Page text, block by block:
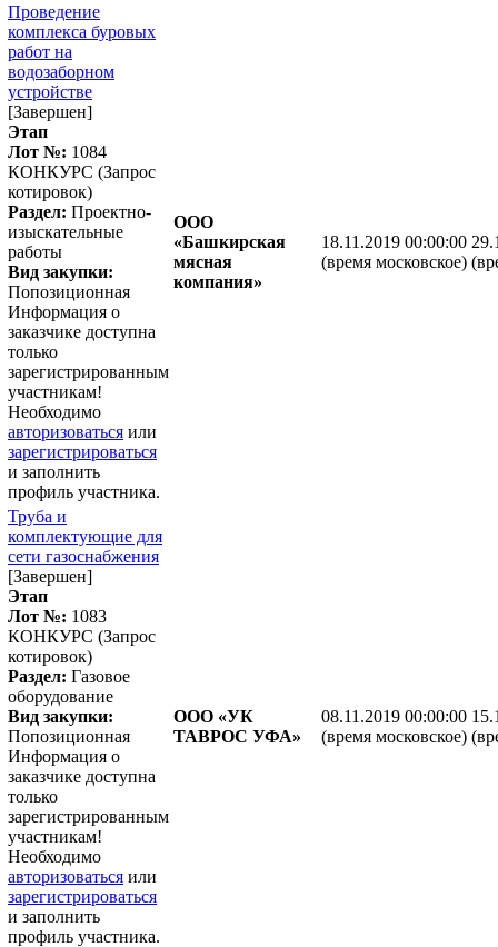
Проведение
комплекса буровых
работ на
водозаборном
устройстве
[Завершен]
Этап
Лот №: 1084
КОНКУРС (Запрос
котировок)
Раздел: Проектно-
изыскательные
работы
Вид закупки:
Попозиционная
Информация о
заказчике доступна
только
зарегистрированным
участникам!
Необходимо
авторизоваться или
зарегистрироваться
и заполнить
профиль участника.
ООО
«Башкирская
мясная
компания»
18.11.2019 00:00:00
(время московское)
Труба и
комплектующие для
сети газоснабжения
[Завершен]
Этап
Лот №: 1083
КОНКУРС (Запрос
котировок)
Раздел: Газовое
оборудование
Вид закупки:
Попозиционная
Информация о
заказчике доступна
только
зарегистрированным
участникам!
Необходимо
авторизоваться или
зарегистрироваться
и заполнить
профиль участника.
ООО «УК
ТАВРОС УФА»
08.11.2019 00:00:00
(время московское)